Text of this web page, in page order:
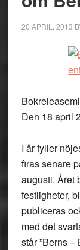
20 APRIL, 2013
Den 18 april
I år fyller
firas senare
augusti. Året
festligheter,
publiceras
med det
står ”Berns